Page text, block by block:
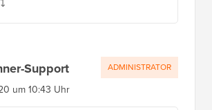
Support
um 10:43 Uhr
ADMINISTRATOR